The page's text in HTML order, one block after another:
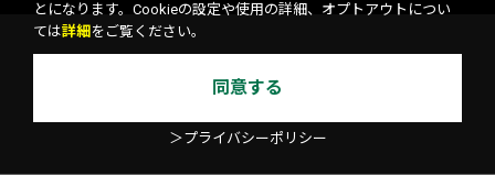
とになります。Cookieの設定や使用の詳細、オプトアウトについ
ては詳細 をご覧ください。
同意する
＞プライバシーポリシー